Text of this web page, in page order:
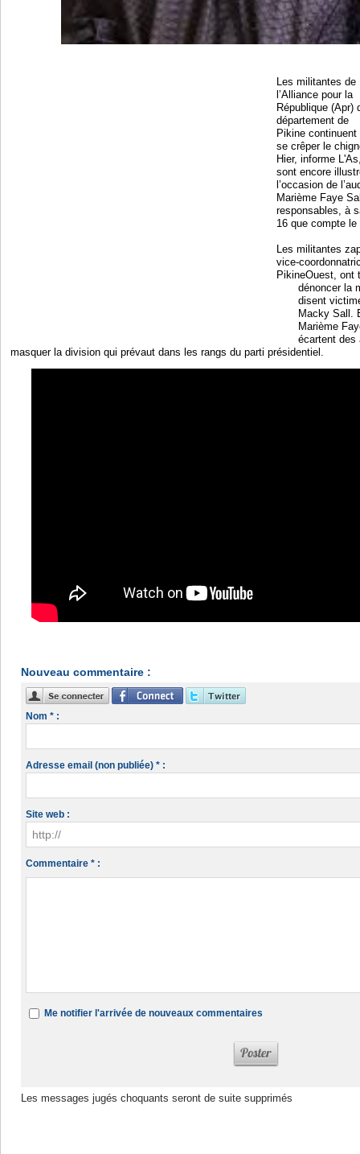
Les militantes de
l’Alliance pour la
République (Apr)
département de
Pikine continuent
se crêper le
Hier, informe
sont encore
l’occasion de
Marième Faye
responsables, à
16 que compte
Les militantes
vice-
PikineOuest, ont
dénoncer la
disent
Macky Sall.
Marième
écartent des
masquer la division qui prévaut dans les rangs du parti présidentiel.
Nouveau commentaire :
Nom * :
Adresse email (non publiée) * :
Site web :
Commentaire * :
Me notifier l'arrivée de nouveaux commentaires
Les messages jugés choquants seront de suite supprimés